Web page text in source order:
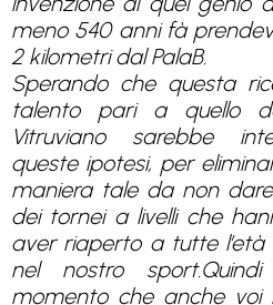
meno 540 anni fà
2 kilometri dal PalaB.
Sperando che questa
talento pari a quello
Vitruviano sarebbe
queste ipotesi, per
maniera tale da non
dei tornei a livelli che
aver riaperto a tutte l’età
nel nostro
momento che anche voi